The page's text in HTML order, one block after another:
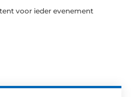
voor ieder evenement